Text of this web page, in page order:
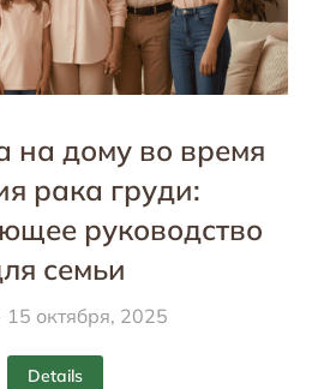
на дому во время
рака груди:
руководство
семьи
15 октября, 2025
Details